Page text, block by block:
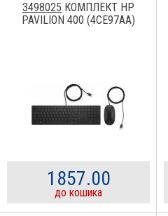
3498025 КОМПЛЕКТ HP
PAVILION 400 (4CE97AA)
1857.00
до кошика